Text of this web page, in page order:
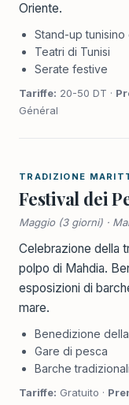
Oriente.
Stand-up tunisino
Teatri di Tunisi
Serate festive
Tariffe: 20-50 DT ·
Général
TRADIZIONE
Festival dei
Maggio (3 giorni) ·
Celebrazione della
polpo di Mahdia.
esposizioni di
mare.
Benedizione
Gare di pesca
Barche tradizionali
Tariffe: Gratuito ·